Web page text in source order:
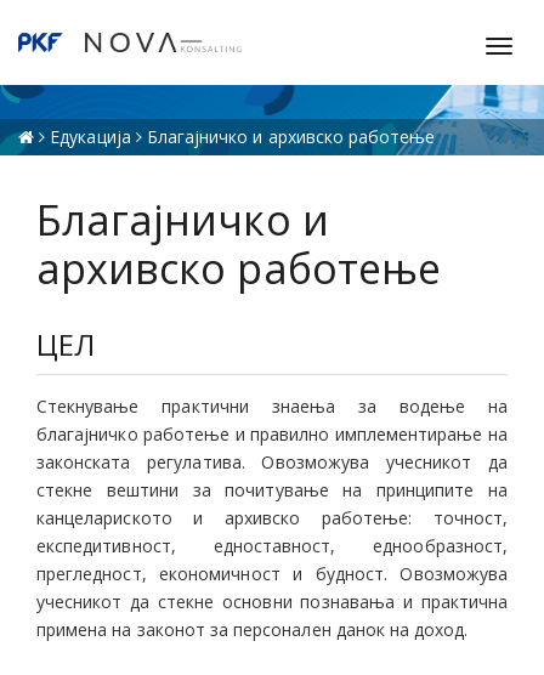
T
g
g
l
i
o
n
Едукација Благајничко и архивско работење
Благајничко и
архивско работење
ЦЕЛ
Стекнување практични знаења за водење на
благајничко работење и правилно имплементирање на
законската регулатива. Овозможува учесникот да
стекне вештини за почитување на принципите на
канцелариското и архивско работење: точност,
експедитивност, едноставност, еднообразност,
прегледност, економичност и будност. Овозможува
учесникот да стекне основни познавања и практична
примена на законот за персонален данок на доход.